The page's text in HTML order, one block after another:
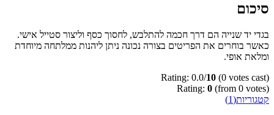
סיכום
בגדי יד שנייה הם דרך חכמה להתלבש, לחסוך כסף וליצור סטייל אישי.
כאשר בוחרים את הפריטים בצורה נכונה ניתן ליהנות ממלתחה מיוחדת
ומלאת אופי.
Rating: 0.0/10 (0 votes cast)
Rating: 0 (from 0 votes)
קטגוריות(1)